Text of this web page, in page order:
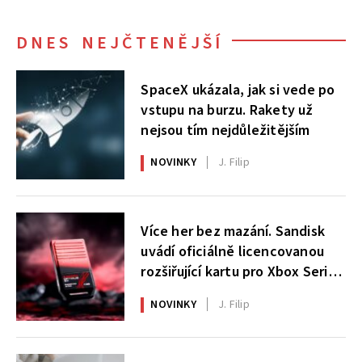
DNES NEJČTENĚJŠÍ
SpaceX ukázala, jak si vede po
vstupu na burzu. Rakety už
nejsou tím nejdůležitějším
NOVINKY J. Filip
Více her bez mazání. Sandisk
uvádí oficiálně licencovanou
rozšiřující kartu pro Xbox Series
X|S
NOVINKY J. Filip